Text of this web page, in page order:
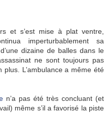
et s’est mise à plat ventre,
imperturbablement sa
dizaine de balles dans le
ne sont toujours pas
L’ambulance a même été
n’a pas été très concluant (et
même s’il a favorisé la piste